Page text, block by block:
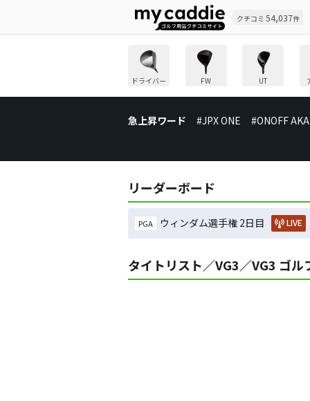
クチコミ 54,037件
ドライバー FW UT
急上昇ワード #JPX ONE #ONOFF AKA
リーダーボード
PGA ウィンダム選手権 2日目 LIVE
タイトリスト／VG3／VG3 ゴ